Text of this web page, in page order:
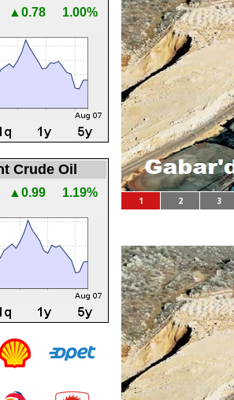
▲0.78 1.00%
Crude Oil
▲0.99 1.19%
1 2 3